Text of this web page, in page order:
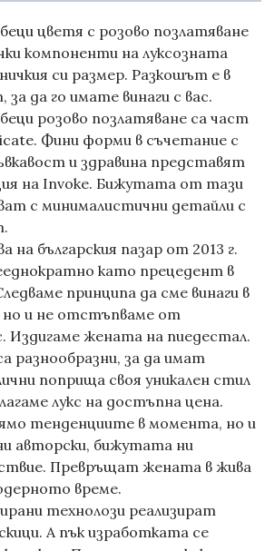
цветя с розово позлатяване
компоненти на луксозната
си размер. Разкошът е в
да го имате винаги с вас.
розово позлатяване са част
. Фини форми в съчетание с
и здравина представят
на Invoke. Бижутата от тази
с минималистични детайли с
на българския пазар от 2013 г.
като прецедент в
принципа да сме винаги в
но и не отстъпваме от
Издигаме жената на пиедестал.
разнообразни, за да имат
поприща своя уникален стил
лукс на достъпна цена.
тенденциите в момента, но и
авторски, бижутата ни
Превръщат жената в жива
време.
технолози реализират
А пък изработката се